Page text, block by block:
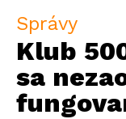
Správy
Klub
sa